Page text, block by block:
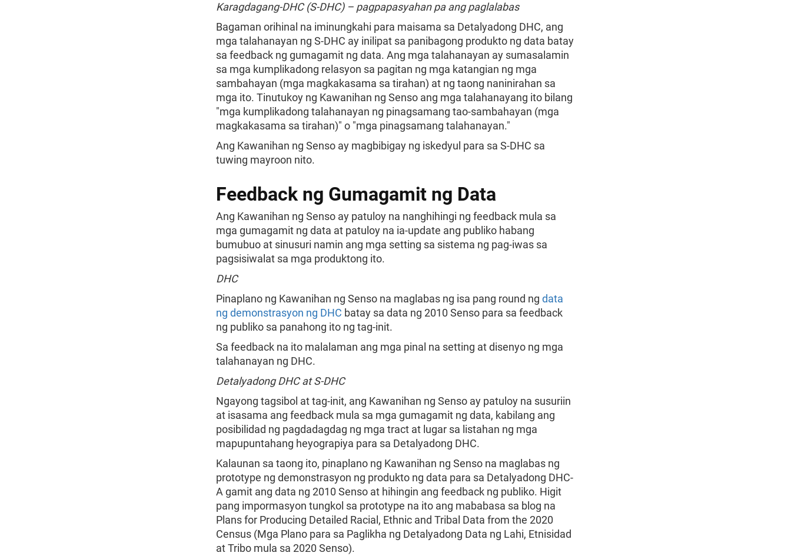
Karagdagang-DHC (S-DHC) – pagpapasyahan pa ang paglalabas
Bagaman orihinal na iminungkahi para maisama sa Detalyadong DHC, ang
mga talahanayan ng S-DHC ay inilipat sa panibagong produkto ng data batay
sa feedback ng gumagamit ng data. Ang mga talahanayan ay sumasalamin
sa mga kumplikadong relasyon sa pagitan ng mga katangian ng mga
sambahayan (mga magkakasama sa tirahan) at ng taong naninirahan sa
mga ito. Tinutukoy ng Kawanihan ng Senso ang mga talahanayang ito bilang
"mga kumplikadong talahanayan ng pinagsamang tao-sambahayan (mga
magkakasama sa tirahan)" o "mga pinagsamang talahanayan."
Ang Kawanihan ng Senso ay magbibigay ng iskedyul para sa S-DHC sa
tuwing mayroon nito.
Feedback ng Gumagamit ng Data
Ang Kawanihan ng Senso ay patuloy na nanghihingi ng feedback mula sa
mga gumagamit ng data at patuloy na ia-update ang publiko habang
bumubuo at sinusuri namin ang mga setting sa sistema ng pag-iwas sa
pagsisiwalat sa mga produktong ito.
DHC
Pinaplano ng Kawanihan ng Senso na maglabas ng isa pang round ng data
ng demonstrasyon ng DHC batay sa data ng 2010 Senso para sa feedback
ng publiko sa panahong ito ng tag-init.
Sa feedback na ito malalaman ang mga pinal na setting at disenyo ng mga
talahanayan ng DHC.
Detalyadong DHC at S-DHC
Ngayong tagsibol at tag-init, ang Kawanihan ng Senso ay patuloy na susuriin
at isasama ang feedback mula sa mga gumagamit ng data, kabilang ang
posibilidad ng pagdadagdag ng mga tract at lugar sa listahan ng mga
mapupuntahang heyograpiya para sa Detalyadong DHC.
Kalaunan sa taong ito, pinaplano ng Kawanihan ng Senso na maglabas ng
prototype ng demonstrasyon ng produkto ng data para sa Detalyadong DHC-
A gamit ang data ng 2010 Senso at hihingin ang feedback ng publiko. Higit
pang impormasyon tungkol sa prototype na ito ang mababasa sa blog na
Plans for Producing Detailed Racial, Ethnic and Tribal Data from the 2020
Census (Mga Plano para sa Paglikha ng Detalyadong Data ng Lahi, Etnisidad
at Tribo mula sa 2020 Senso).